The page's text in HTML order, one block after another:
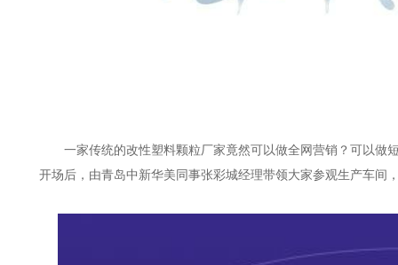
一家传统的改性塑料颗粒厂家竟然可以做全网营销？可以做
开场后，由青岛中新华美同事张彩城经理带领大家参观生产车间